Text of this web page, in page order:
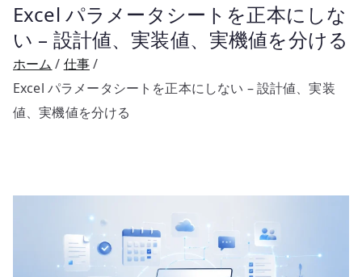
Excel パラメータシートを正本にしな
い – 設計値、実装値、実機値を分ける
ホーム
仕事
Excel パラメータシートを正本にしない – 設計値、実装
値、実機値を分ける